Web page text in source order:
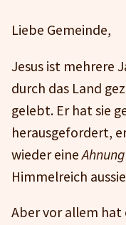
Liebe Gemeinde,
Jesus ist mehrere
durch das Land
gelebt. Er hat sie
herausgefordert,
wieder eineAhnung
Himmelreich
Aber vor allem hat